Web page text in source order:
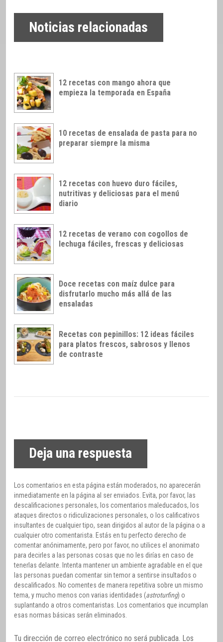
Noticias relacionadas
12 recetas con mango ahora que
empieza la temporada en España
10 recetas de ensalada de pasta para no
preparar siempre la misma
12 recetas con huevo duro fáciles,
nutritivas y deliciosas para el menú
diario
12 recetas de verano con cogollos de
lechuga fáciles, frescas y deliciosas
Doce recetas con maíz dulce para
disfrutarlo mucho más allá de las
ensaladas
Recetas con pepinillos: 12 ideas fáciles
para platos frescos, sabrosos y llenos
de contraste
Deja una respuesta
Los comentarios en esta página están moderados, no aparecerán
inmediatamente en la página al ser enviados. Evita, por favor, las
descalificaciones personales, los comentarios maleducados, los
ataques directos o ridiculizaciones personales, o los calificativos
insultantes de cualquier tipo, sean dirigidos al autor de la página o a
cualquier otro comentarista. Estás en tu perfecto derecho de
comentar anónimamente, pero por favor, no utilices el anonimato
para decirles a las personas cosas que no les dirías en caso de
tenerlas delante. Intenta mantener un ambiente agradable en el que
las personas puedan comentar sin temor a sentirse insultados o
descalificados. No comentes de manera repetitiva sobre un mismo
tema, y mucho menos con varias identidades (astroturfing) o
suplantando a otros comentaristas. Los comentarios que incumplan
esas normas básicas serán eliminados.
Tu dirección de correo electrónico no será publicada. Los